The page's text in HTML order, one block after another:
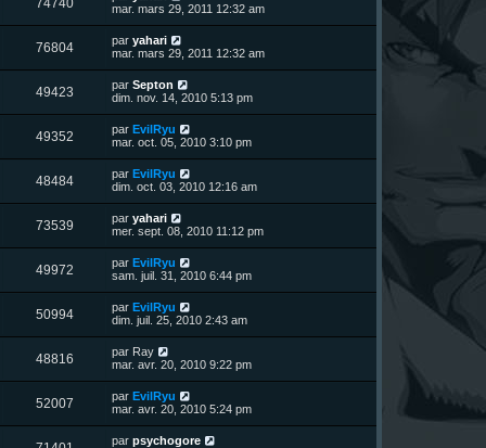
a
g
e
e
s
s
a
g
e
s
e
r
m
e
s
s
a
g
e
u
s
e
i
e
r
m
e
s
s
a
g
e
mar. mars 29, 2011 12:32 am
76804V
u
s
D
e
i
e
r
m
e
s
s
a
g
e
par yahari
mar. mars 29, 2011 12:32 am
49423V
u
s
D
e
i
e
r
m
e
s
s
a
g
e
par Septon
dim. nov. 14, 2010 5:13 pm
49352V
u
s
D
e
i
e
r
m
e
s
s
a
g
e
par EvilRyu
mar. oct. 05, 2010 3:10 pm
48484V
u
s
D
e
i
e
r
m
e
s
s
a
g
e
par EvilRyu
dim. oct. 03, 2010 12:16 am
73539V
u
s
D
e
i
e
r
m
e
s
s
a
g
e
par yahari
mer. sept. 08, 2010 11:12 pm
49972V
u
s
D
e
i
e
r
m
e
s
s
a
g
e
par EvilRyu
sam. juil. 31, 2010 6:44 pm
50994V
u
s
D
e
i
e
r
m
e
s
s
par EvilRyu
dim. juil. 25, 2010 2:43 am
48816V
u
D
e
i
e
r
m
par Ray
mar. avr. 20, 2010 9:22 pm
52007V
u
D
e
par EvilRyu
mar. avr. 20, 2010 5:24 pm
D
par psychogore